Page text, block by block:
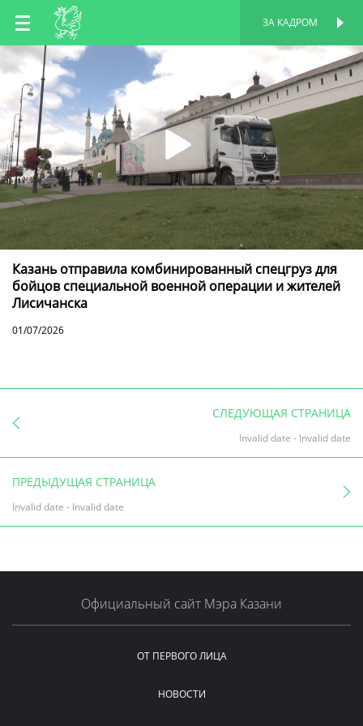
RU
TT
ЗА КАДРОМ
Казань отправила комбинированный спецгруз для
бойцов специальной военной операции и жителей
Лисичанска
01/07/2026
СЛЕДУЮЩАЯ СТРАНИЦА
Invalid date - Invalid date
ПРЕДЫДУЩАЯ СТРАНИЦА
Invalid date - Invalid date
Официальный сайт Мэра Казани
ОТ ПЕРВОГО ЛИЦА
НОВОСТИ
ПЕРСОНАЛЬНАЯ
СТРАНИЦА